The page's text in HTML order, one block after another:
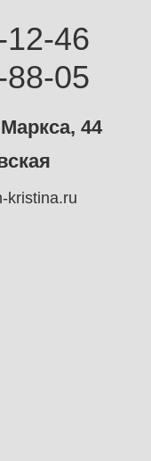
46
05
44
kristina.ru